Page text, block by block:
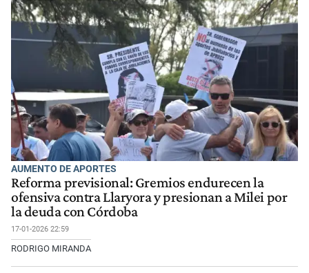
AUMENTO DE APORTES
Reforma previsional: Gremios endurecen la
ofensiva contra Llaryora y presionan a Milei por
la deuda con Córdoba
17-01-2026 22:59
RODRIGO MIRANDA